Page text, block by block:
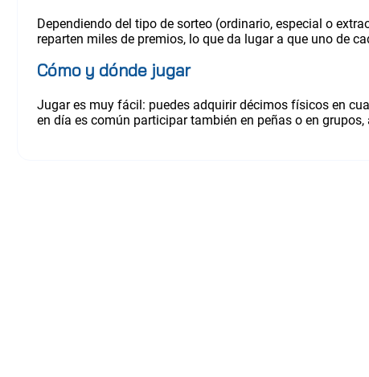
Dependiendo del tipo de sorteo (ordinario, especial o
reparten miles de premios, lo que da lugar a que uno de
Cómo y dónde jugar
Jugar es muy fácil: puedes adquirir décimos físicos en
en día es común participar también en peñas o en